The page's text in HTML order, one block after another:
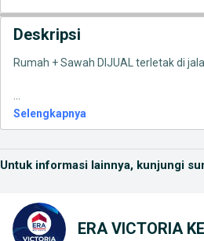
Deskripsi
Rumah + Sawah DIJUAL terletak di
Selengkapnya
Untuk informasi lainnya, kunjungi
ERA VICTORIA